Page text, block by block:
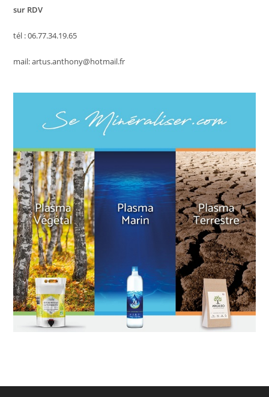
sur RDV
tél : 06.77.34.19.65
mail: artus.anthony@hotmail.fr